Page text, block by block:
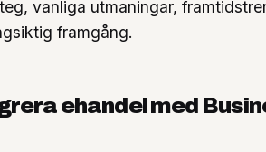
vanliga utmaningar,
framgång.
ehandel med